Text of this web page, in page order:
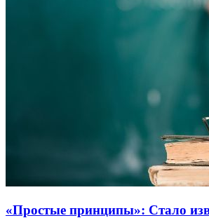
«Простые принципы»: Стало